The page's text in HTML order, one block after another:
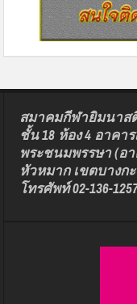
สมาคมกีฬายิมนาส
ชั้น 18 ห้อง 4 อาคา
พระชนมพรรษา (อ
หัวหมาก เขตบางก
โทรศัพท์ 02-136-